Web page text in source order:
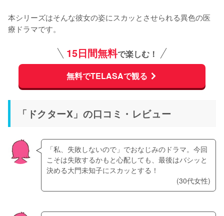
本シリーズはそんな彼女の姿にスカッとさせられる異色の医
療ドラマです。
15日間無料で楽しむ！
無料でTELASAで観る
「ドクターX」の口コミ・レビュー
「私、失敗しないので」でおなじみのドラマ。今回
こそは失敗するかもと心配しても、最後はバシッと
決める大門未知子にスカッとする！
(30代女性)